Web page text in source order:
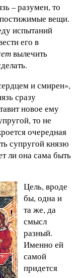
– разумен, то
вещи.
испытаний
его в
вылечить
и смирен»,
сразу
новое ему
то не
очередная
супругой князю
ли она сама быть
Цель, вроде
бы, одна и
та же, да
смысл
разный.
Именно ей
самой
придется